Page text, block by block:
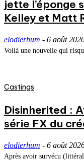
jette l’éponge
Kelley et Matt
elodierhum - 6 août
Voilà une nouvelle qui
Castings
Disinherited :
série FX du
elodierhum - 6 août
Après avoir survécu